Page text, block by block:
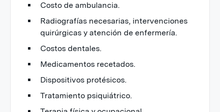
Costo de ambulancia.
Radiografías necesarias, intervenciones
quirúrgicas y atención de enfermería.
Costos dentales.
Medicamentos recetados.
Dispositivos protésicos.
Tratamiento psiquiátrico.